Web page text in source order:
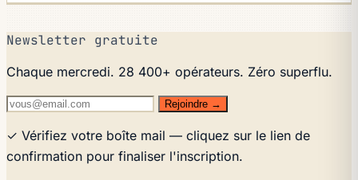
Newsletter gratuite
Chaque mercredi. 28 400+ opérateurs. Zéro superflu.
Rejoindre →
✓ Vérifiez votre boîte mail — cliquez sur le lien de
confirmation pour finaliser l'inscription.